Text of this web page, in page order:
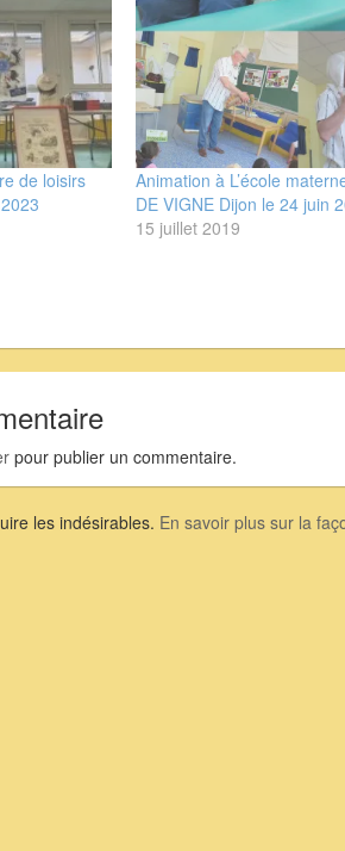
de loisirs
Animation à L’école
DE VIGNE Dijon le 24 juin
15 juillet 2019
pour publier un commentaire.
les indésirables. En savoir plus sur la